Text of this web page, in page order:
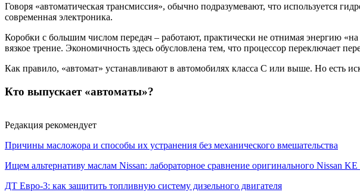
Говоря «автоматическая трансмиссия», обычно подразумевают, что используется
современная электроника.
Коробки с большим числом передач – работают, практически не отнимая энергию
вязкое трение. Экономичность здесь обусловлена тем, что процессор переключает
Как правило, «автомат» устанавливают в автомобилях класса C или выше. Но есть
Кто выпускает «автоматы»?
Редакция рекомендует
Причины масложора и способы их устранения без механического вмешательства
Ищем альтернативу маслам Nissan: лабораторное сравнение оригинального Nissan
ДТ Евро-3: как защитить топливную систему дизельного двигателя